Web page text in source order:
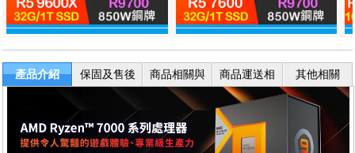
產品介紹
保固及售後
商品相關與
退換貨
商品運送相
關
其他相關